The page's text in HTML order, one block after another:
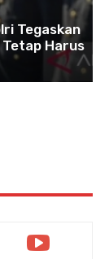
Tegaskan
Harus